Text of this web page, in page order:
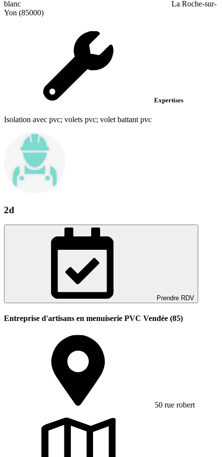
blanc
La Roche-sur-
Yon (85000)
Expertises
Isolation avec pvc; volets pvc; volet battant pvc
2d
Prendre RDV
Entreprise d'artisans en menuiserie PVC Vendée (85)
50 rue robert